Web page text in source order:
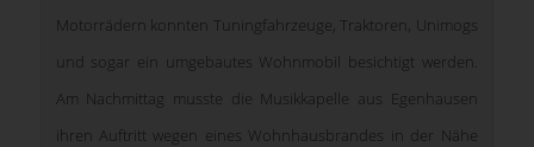
Motorrädern konnten Tuningfahrzeuge, Traktoren, Unimogs
und sogar ein umgebautes Wohnmobil besichtigt werden.
Am Nachmittag musste die Musikkapelle aus Egenhausen
ihren Auftritt wegen eines Wohnhausbrandes in der Nähe